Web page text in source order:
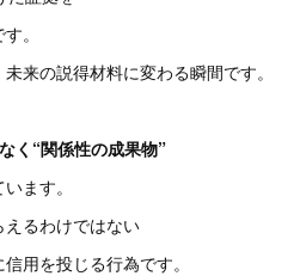
。
来の説得材料に変わる瞬間です。
く“関係性の成果物”
ます。
るわけではない
用を投じる行為です。